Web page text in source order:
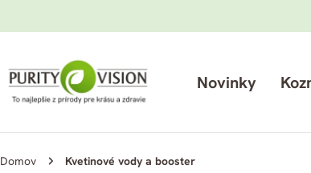
na
Novinky
Domov Kvetinové vody a booster